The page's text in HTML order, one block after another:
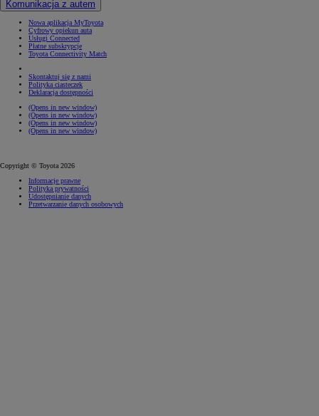
Komunikacja z autem
Nowa aplikacja MyToyota
Cyfrowy opiekun auta
Usługi Connected
Płatne subskrypcje
Toyota Connectivity Match
Skontaktuj się z nami
Polityka ciasteczek
Deklaracja dostępności
(Opens in new window)
(Opens in new window)
(Opens in new window)
(Opens in new window)
Copyright © Toyota 2026
Informacje prawne
Polityka prywatności
Udostępnianie danych
Przetwarzanie danych osobowych